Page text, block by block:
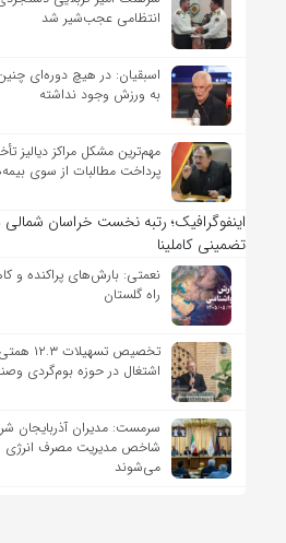
انتظامی عجب‌شیر شد
اسبقیان: در هیچ دوره‌ای
به ورزش وجود نداشته
مهم‌ترین مشکل مراکز دیالیز
پرداخت مطالبات از سوی
اینفوگرافیک؛ رتبه نخست خراسان
تضمینی کاملینا
نعمتی: بارش‌های پراکنده و
راه گلستان
تخصیص
اشتغال در حوزه بوم‌گردی
سرمست: مدیران آذربایجان
شاخص مدیریت مصرف انرژی
می‌شوند